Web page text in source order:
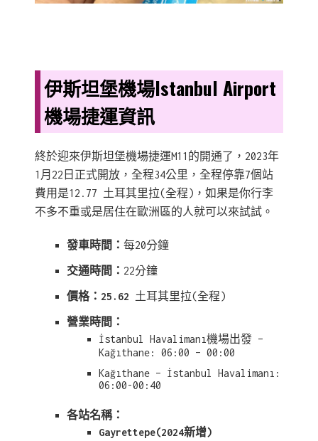
伊斯坦堡機場Istanbul Airport
機場捷運資訊
終於迎來伊斯坦堡機場捷運M11的開通了，2023年
1月22日正式開放，全程34公里，全程停靠7個站
費用是12.77 土耳其里拉(全程)，如果是你行李
不多不重或是居住在歐洲區的人就可以來試試。
發車時間： 每20分鐘
交通時間： 22分鐘
價格：25.62 土耳其里拉(全程)
營業時間：
İstanbul Havalimanı機場出發 –
Kağıthane: 06:00 – 00:00
Kağıthane – İstanbul Havalimanı:
06:00-00:40
各站名稱：
Gayrettepe(2024新增)